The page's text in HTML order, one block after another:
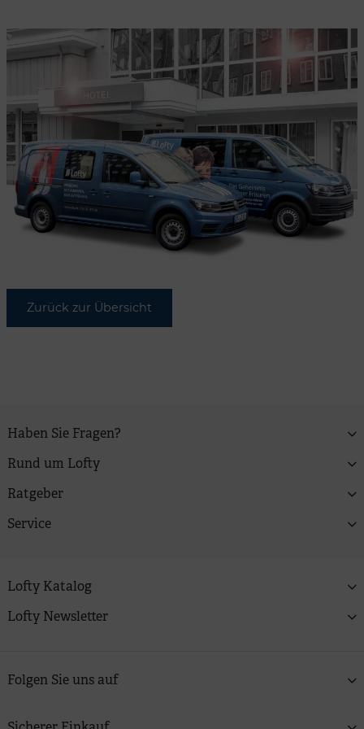
Zurück zur Übersicht
Haben Sie Fragen?
Rund um Lofty
Ratgeber
Service
Lofty Katalog
Lofty Newsletter
Folgen Sie uns auf